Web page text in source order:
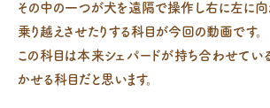
その中の一つが犬を遠隔で操作し右に左に
乗り越えさせたりする科目が今回の動画です。
この科目は本来シェパードが持ち合わせて
かせる科目だと思います。